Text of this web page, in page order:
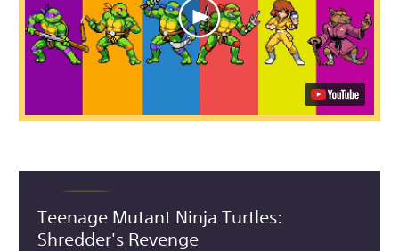
Teenage Mutant Ninja Turtles:
Shredder's Revenge